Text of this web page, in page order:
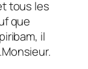
tous les
que
il